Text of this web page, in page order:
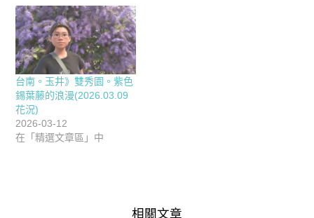
台南。玉井》雙秀園。紫色
錫葉藤的浪漫(2026.03.09
花況)
2026-03-12
在「精選文章區」中
相關文章